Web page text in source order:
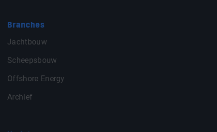
Branches
Jachtbouw
Scheepsbouw
Offshore Energy
Archief